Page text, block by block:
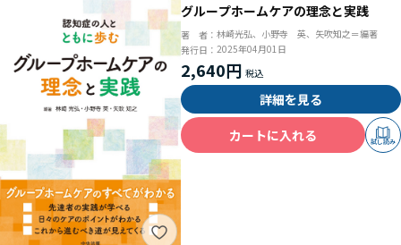
グループホームケアの理念と実践
著 者： 林崎光弘、小野寺 英、矢吹知之＝編著
発行日： 2025年04月01日
2,640円
詳細を見る
カートに入れる
試し読み